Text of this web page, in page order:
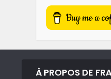
À PROPOS DE